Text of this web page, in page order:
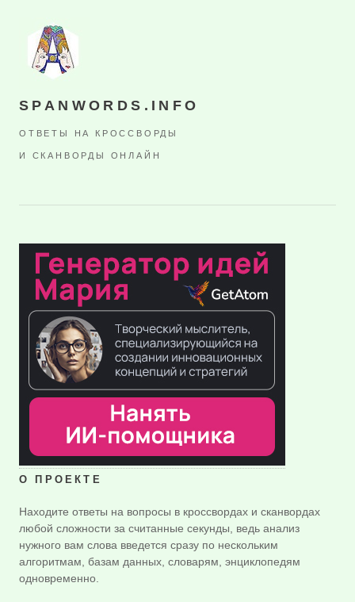
SPANWORDS.INFO
ОТВЕТЫ НА КРОССВОРДЫ
И СКАНВОРДЫ ОНЛАЙН
О ПРОЕКТЕ
Находите ответы на вопросы в кроссвордах и сканвордах
любой сложности за считанные секунды, ведь анализ
нужного вам слова введется сразу по нескольким
алгоритмам, базам данных, словарям, энциклопедям
одновременно.